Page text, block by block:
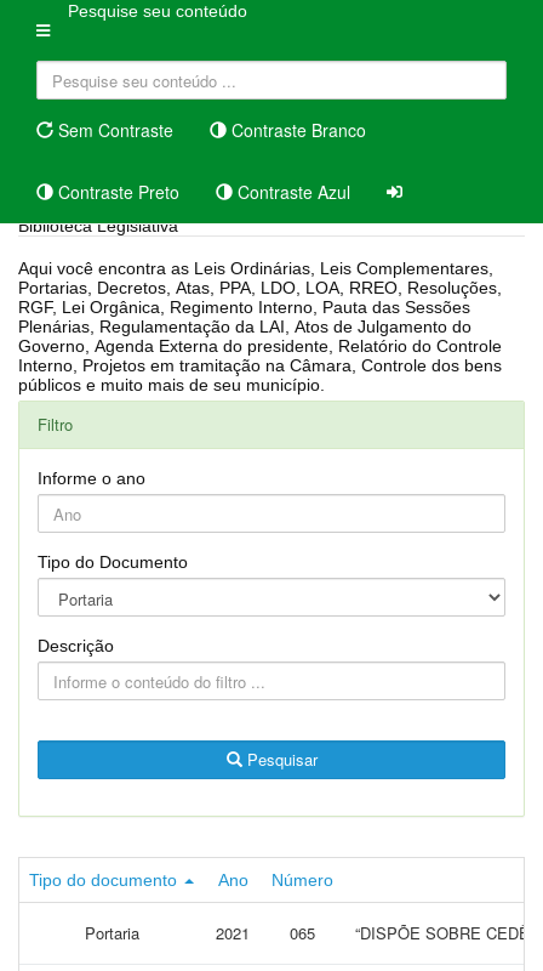
Pesquise seu conteúdo
Sem Contraste Contraste Branco
Contraste Preto Contraste Azul
Biblioteca Legislativa
Aqui você encontra as Leis Ordinárias, Leis Complementares,
Portarias, Decretos, Atas, PPA, LDO, LOA, RREO, Resoluções,
RGF, Lei Orgânica, Regimento Interno, Pauta das Sessões
Plenárias, Regulamentação da LAI, Atos de Julgamento do
Governo, Agenda Externa do presidente, Relatório do Controle
Interno, Projetos em tramitação na Câmara, Controle dos bens
públicos e muito mais de seu município.
Filtro
Informe o ano
Tipo do Documento
Descrição
Pesquisar
Tipo do documento Ano Número
Portaria 2021 065 “DISPÕE SOBRE